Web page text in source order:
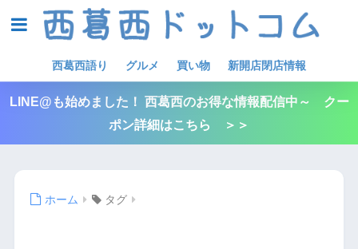
西葛西語り グルメ 買い物 新開店閉店情報
LINE@も始めました！ 西葛西のお得な情報配信中～ クー
ポン詳細はこちら ＞＞
ホーム タグ